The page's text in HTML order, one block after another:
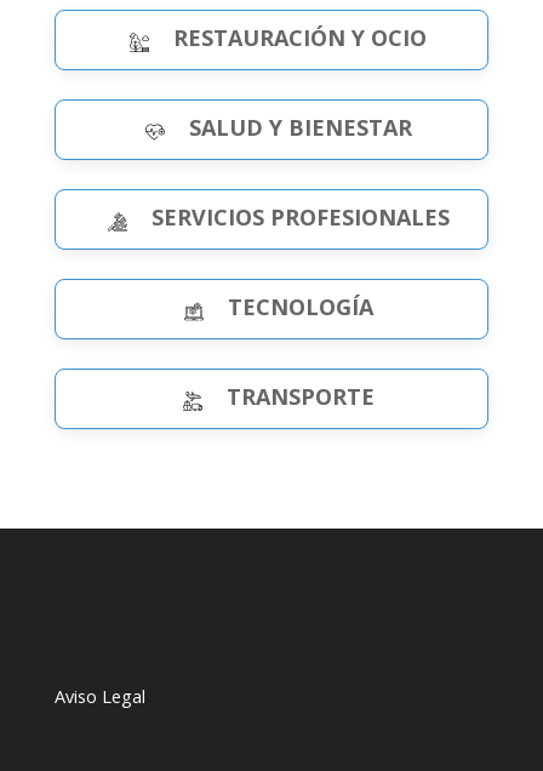
RESTAURACIÓN Y OCIO
SALUD Y BIENESTAR
SERVICIOS PROFESIONALES
TECNOLOGÍA
TRANSPORTE
Aviso Legal